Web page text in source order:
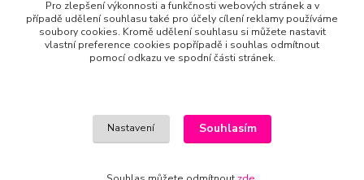
Kontakty
Bc. Věra Pospíchalová
art-mania@email.cz
Pro zlepšení výkonnosti a funkčnosti webových stránek a v
případě udělení souhlasu také pro účely cílení reklamy používáme
soubory cookies. Kromě udělení souhlasu si můžete nastavit
vlastní preference cookies popřípadě i souhlas odmítnout
pomocí odkazu ve spodní části stránek.
Nastavení Souhlasím